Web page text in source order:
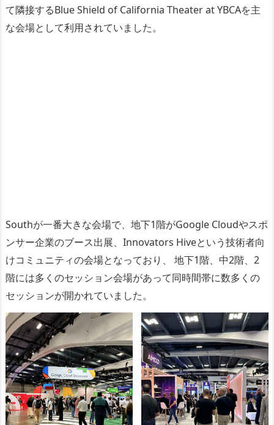
て隣接するBlue Shield of California Theater at YBCAを主
な会場として利用されていました。
Southが一番大きな会場で、地下1階がGoogle Cloudやスポ
ンサー企業のブース出展、Innovators Hiveという技術者向
けコミュニティの会場となっており、 地下1階、中2階、2
階には多くのセッション会場があって同時間帯に数多くの
セッションが開かれていました。